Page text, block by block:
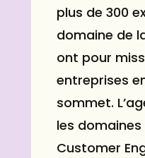
plus de 300
domaine de
ont pour
entreprises
sommet.
les
Customer